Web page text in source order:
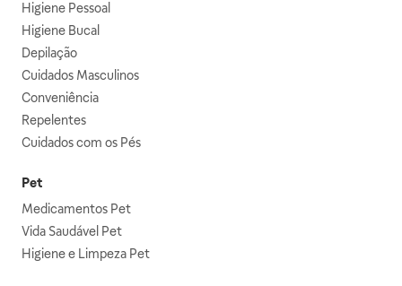
Higiene Pessoal
Higiene Bucal
Depilação
Cuidados Masculinos
Conveniência
Repelentes
Cuidados com os Pés
Pet
Medicamentos Pet
Vida Saudável Pet
Higiene e Limpeza Pet